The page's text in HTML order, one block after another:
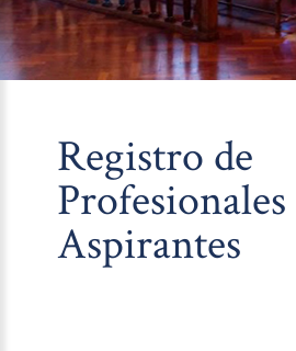
Registro de
Profesionales
Aspirantes